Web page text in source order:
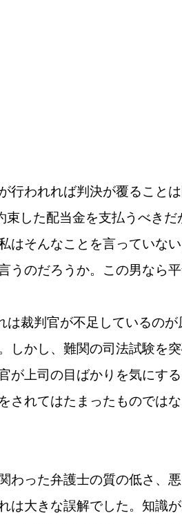
行われれば判決が覆るこ
した配当金を支払うべき
そんなことを言っていな
のだろうか。この男なら
裁判官が不足しているの
かし、難関の司法試験を
上司の目ばかりを気にす
れてはたまったものでは
わった弁護士の質の低さ、
は大きな誤解でした。知識